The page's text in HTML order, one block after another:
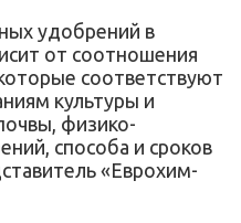
удобрений в
от соотношения
соответствуют
культуры и
физико-
способа и сроков
«Еврохим-